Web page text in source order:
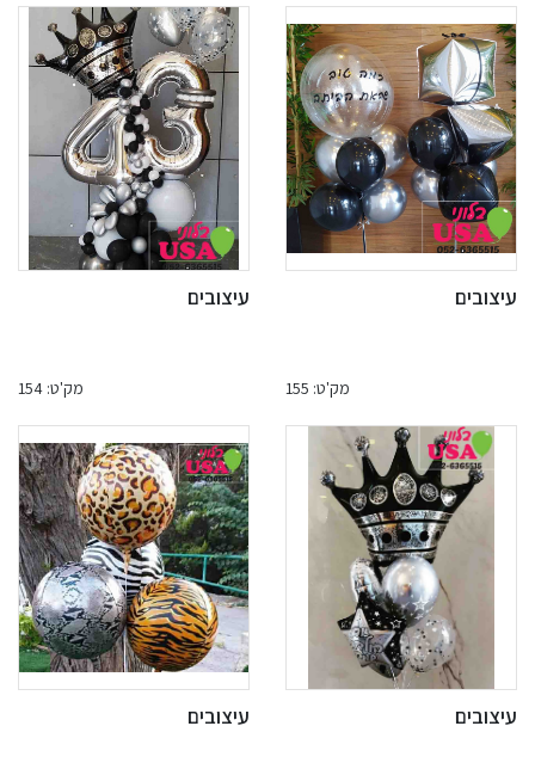
עיצובים
מק'ט: 155
עיצובים
מק'ט: 154
עיצובים עיצובים